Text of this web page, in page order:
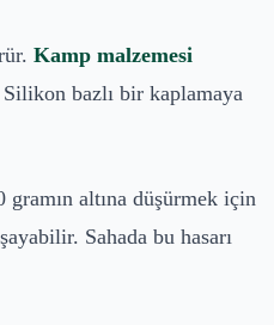
Kamp malzemesi
bazlı bir kaplamaya
altına düşürmek için
Sahada bu hasarı